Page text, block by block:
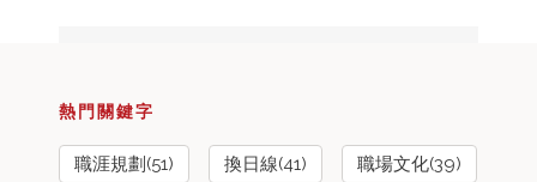
熱門關鍵字
職涯規劃(51) 換日線(41) 職場文化(39)